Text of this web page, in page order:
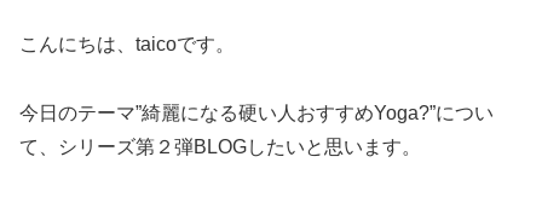
こんにちは、taicoです。
今日のテーマ”綺麗になる硬い人おすすめYoga?”につい
て、シリーズ第２弾BLOGしたいと思います。